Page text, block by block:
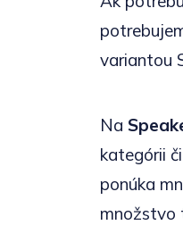
variantou
Na
kategórii
ponúka
množstvo